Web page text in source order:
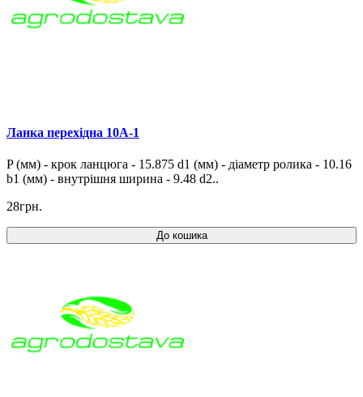
Ланка перехідна 10A-1
P (мм) - крок ланцюга - 15.875 d1 (мм) - діаметр ролика - 10.16
b1 (мм) - внутрішня ширина - 9.48 d2..
28грн.
До кошика